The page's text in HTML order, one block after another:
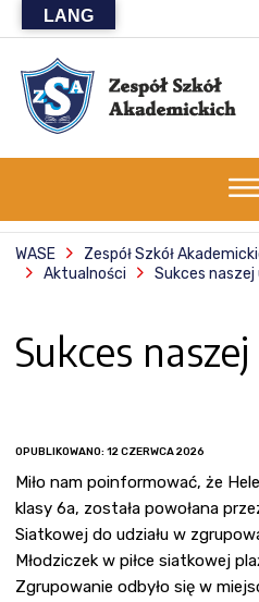
WASE Zespół Szkół
Aktualności
Sukces
Sukces
OPUBLIKOWANO: 12 CZERWCA 2026
Miło nam poinformować, że
klasy 6a, została powołana
Siatkowej do udziału w
Młodziczek w piłce siatkowej
Zgrupowanie odbyło się w
LANG